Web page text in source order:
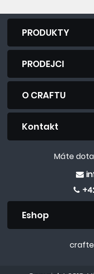
PRODUKTY
PRODEJCI
O CRAFTU
Kontakt
Máte
Eshop